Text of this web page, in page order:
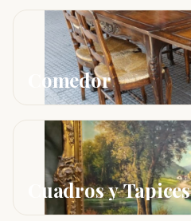
Comedor
Cuadros y Tapices